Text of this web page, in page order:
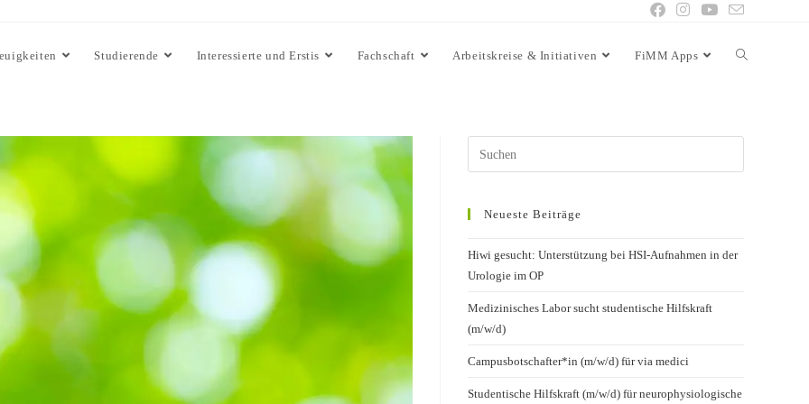
Studierende Interessierte und Erstis Fachschaft Arbeitskreise & Initiativen FiMM Apps
Neueste Beiträge
Hiwi gesucht: Unterstützung bei HSI-Aufnahmen in der
Urologie im OP
Medizinisches Labor sucht studentische Hilfskraft
(m/w/d)
Campusbotschafter*in (m/w/d) für via medici
Studentische Hilfskraft (m/w/d) für neurophysiologische